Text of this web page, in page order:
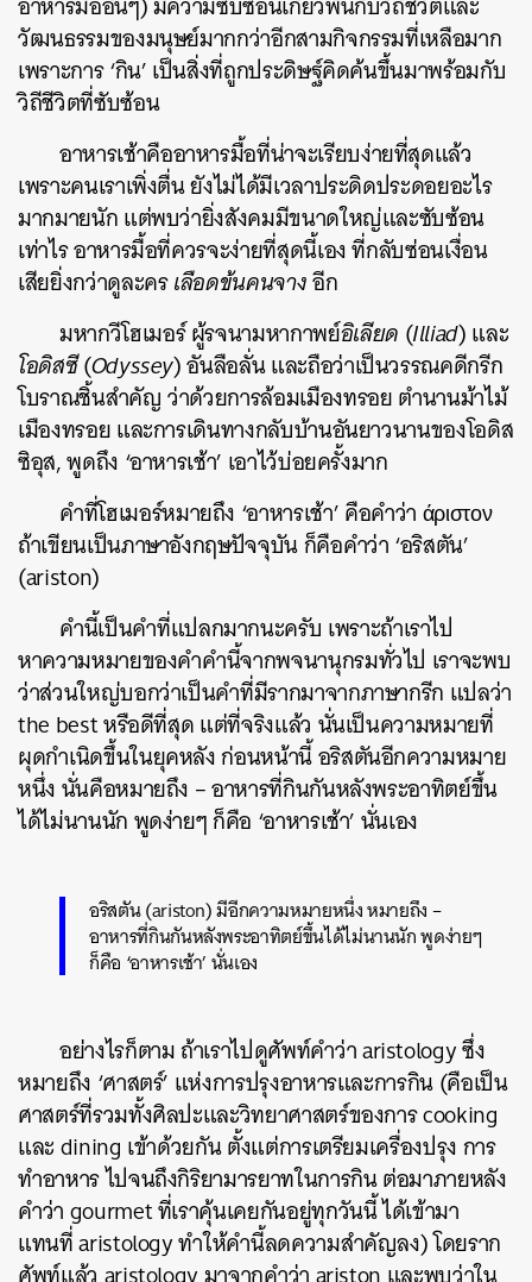
วัฒนธรรมของมนุษย์มากกว่าอีกสามกิจกรรมที่เหลือมาก
เพราะการ ‘กิน’ เป็นสิ่งที่ถูกประดิษฐ์คิดค้นขึ้นมาพร้อมกับ
วิถีชีวิตที่ซับซ้อน
อาหารเช้าคืออาหารมื้อที่น่าจะเรียบง่ายที่สุดแล้ว
เพราะคนเราเพิ่งตื่น ยังไม่ได้มีเวลาประดิดประดอยอะไร
มากมายนัก แต่พบว่ายิ่งสังคมมีขนาดใหญ่และซับซ้อน
เท่าไร อาหารมื้อที่ควรจะง่ายที่สุดนี้เอง ที่กลับซ่อนเงื่อน
เสียยิ่งกว่าดูละครเลือดข้นคนจางอีก
มหากวีโฮเมอร์ ผู้รจนามหากาพย์อิเลียด (Illiad) และ
โอดิสซี(Odyssey) อันลือลั่น และถือว่าเป็นวรรณคดีกรีก
โบราณชิ้นสำคัญ ว่าด้วยการล้อมเมืองทรอย ตำนานม้าไม้
เมืองทรอย และการเดินทางกลับบ้านอันยาวนานของโอดิส
ซิอุส, พูดถึง ‘อาหารเช้า’ เอาไว้บ่อยครั้งมาก
คำที่โฮเมอร์หมายถึง ‘อาหารเช้า’ คือคำว่าάριστον
ถ้าเขียนเป็นภาษาอังกฤษปัจจุบัน ก็คือคำว่า ‘อริสตัน’
(ariston)
คำนี้เป็นคำที่แปลกมากนะครับ เพราะถ้าเราไป
หาความหมายของคำคำนี้จากพจนานุกรมทั่วไป เราจะพบ
ว่าส่วนใหญ่บอกว่าเป็นคำที่มีรากมาจากภาษากรีก แปลว่า
the best หรือดีที่สุด แต่ที่จริงแล้ว นั่นเป็นความหมายที่
ผุดกำเนิดขึ้นในยุคหลัง ก่อนหน้านี้ อริสตันอีกความหมาย
หนึ่ง นั่นคือหมายถึง – อาหารที่กินกันหลังพระอาทิตย์ขึ้น
ได้ไม่นานนัก พูดง่ายๆ ก็คือ ‘อาหารเช้า’ นั่นเอง
อริสตัน (ariston) มีอีกความหมายหนึ่ง หมายถึง –
อาหารที่กินกันหลังพระอาทิตย์ขึ้นได้ไม่นานนัก พูดง่ายๆ
ก็คือ ‘อาหารเช้า’ นั่นเอง
อย่างไรก็ตาม ถ้าเราไปดูศัพท์คำว่า aristology ซึ่ง
หมายถึง ‘ศาสตร์’ แห่งการปรุงอาหารและการกิน (คือเป็น
ศาสตร์ที่รวมทั้งศิลปะและวิทยาศาสตร์ของการ cooking
และ dining เข้าด้วยกัน ตั้งแต่การเตรียมเครื่องปรุง การ
ทำอาหาร ไปจนถึงกิริยามารยาทในการกิน ต่อมาภายหลัง
คำว่า gourmet ที่เราคุ้นเคยกันอยู่ทุกวันนี้ ได้เข้ามา
แทนที่ aristology ทำให้คำนี้ลดความสำคัญลง) โดยราก